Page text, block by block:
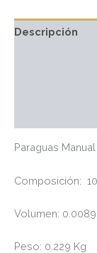
Descripción
Paraguas
Composición:
Volumen: 0.0089
Peso: 0.229 Kg